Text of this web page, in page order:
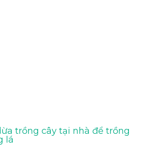
trồng cây tại nhà để trồng
lá